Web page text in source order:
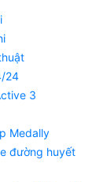
24
3
Medally
đường huyết